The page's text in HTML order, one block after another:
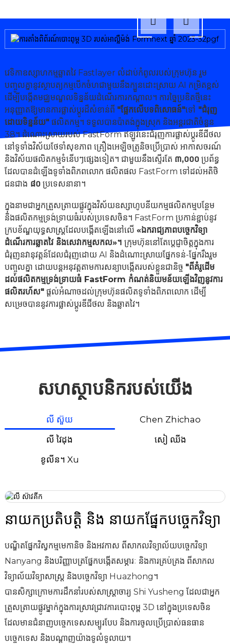
វេទិកាឧស្សាហកម្មឆ្លាតវៃ Fastlayer លំដាប់កំពូលរបស់ក្រុមហ៊ុន រួម
បញ្ចូលគ្នានូវស្ថាបត្យកម្មបើកចំហជាមួយនឹងក្បួនដោះស្រាយ AI កម្រិតខ្ពស់
ដើម្បីបង្កើតមជ្ឈមណ្ឌលទិន្នន័យដំណើរការកណ្តាល។ ការច្នៃប្រឌិតថ្មីនេះ
អនុញ្ញាតឱ្យមានការផ្លាស់ប្តូរដ៏សំខាន់ពី "ផ្អែកលើបទពិសោធន៍"ទៅ "ជំរុញ
ដោយទិន្នន័យ"ផលិតកម្ម។ ទទួលបានប៉ាតង់ក្នុងស្រុក និងអន្តរជាតិចំនួន
38។ ដំណោះស្រាយរបស់ FastForm ឥឡូវនេះជំរុញការផ្លាស់ប្តូរឌីជីថល
នៅទូទាំងវិស័យថែទាំសុខភាព គ្រឿងអេឡិចត្រូនិចប្រើប្រាស់ អាកាសចរណ៍
និងវិស័យផលិតកម្មទំនើបៗផ្សេងទៀត។ ជាមួយនឹងស្ទើរតែ ៣,០០០ប្រព័ន្ធ
ដែលបានដំឡើងទូទាំងពិភពលោក ផលិតផល FastForm ទៅដល់អតិថិ
ជនជាង ៨០ប្រទេសនានា។
ក្នុងនាមជាអ្នកត្រួសត្រាយផ្លូវក្នុងវិស័យឧស្សាហូបនីយកម្មផលិតកម្មបន្ថែម
និងផលិតកម្មទ្រង់ទ្រាយធំរបស់ប្រទេសចិន។ FastForm ប្រកាន់ខ្ជាប់នូវ
ក្របខ័ណ្ឌយុទ្ធសាស្ត្រដែលបង្កើតឡើងនៅលើ «ឯករាជ្យភាពបច្ចេកវិទ្យា
ដំណើរការឆ្លាតវៃ និងសេវាកម្មសកល»។ ក្រុមហ៊ុននៅតែប្តេជ្ញាចិត្តក្នុងការ
ជំរុញនវានុវត្តន៍ដែលជំរុញដោយ AI និងដំណោះស្រាយផ្នែកទន់-ផ្នែករឹងរួម
បញ្ចូលគ្នា ដោយបន្តអនុវត្តតាមការសន្យាបង្កើតរបស់ខ្លួនជានិច្ច "ពីគំរូដើម
ដល់ផលិតកម្មទ្រង់ទ្រាយធំ FastForm កំណត់និយមន័យឡើងវិញនូវការ
ផលិតរហ័ស"ផ្តល់អំណាចដល់ក្រុមហ៊ុនផលិតទូទាំងពិភពលោក ដើម្បី
សម្រេចបាននូវការផ្លាស់ប្តូរឌីជីថល និងឆ្លាតវៃ។
សហស្ថាបនិករបស់យើង
លី ស៊ួយ
Chen Zhichao
លី វៃដុង
សៀ ឈីង
ខូលីន។ Xu
នាយកប្រតិបត្តិ និង នាយកផ្នែកបច្ចេកវិទ្យា
បណ្ឌិត​ផ្នែក​វិស្វកម្ម​មេកានិច និង​អវកាស ពី​សាកលវិទ្យាល័យ​បច្ចេកវិទ្យា
Nanyang និង​បរិញ្ញាបត្រ​ផ្នែក​បង្កើត​សម្ភារៈ និង​ការគ្រប់គ្រង ពី​សាកល
វិទ្យាល័យ​វិទ្យាសាស្ត្រ និង​បច្ចេកវិទ្យា Huazhong។
បានសិក្សាក្រោមការដឹកនាំរបស់សាស្ត្រាចារ្យ Shi Yusheng ដែលជាអ្នក
ត្រួសត្រាយផ្លូវម្នាក់ក្នុងការស្រាវជ្រាវការបោះពុម្ព 3D នៅក្នុងប្រទេសចិន
ដែលមានជំនាញបច្ចេកទេសសម្បូរបែប និងការចូលប្រើប្រាស់ធនធាន
បច្ចេកទេស និងបណ្តាញយ៉ាងទូលំទូលាយ។
សហស្ថាបនិក/ប្រធានស្ថាបត្យករផ្នែកសូហ្វវែរ (CIO) និង
ប្រធានស្ថាបត្យករផ្នែកសូហ្វវែរ (CSA)៖
បណ្ឌិត​ផ្នែក​វិស្វកម្ម​កែច្នៃ​សម្ភារៈ ពី​សាកលវិទ្យាល័យ​វិទ្យាសាស្ត្រ និង​បច្ចេកវិទ្យា
Huazhong, បណ្ឌិត​ផ្នែក​វិស្វកម្ម​មេកានិច ពី​សាកលវិទ្យាល័យ Loughborough
ចក្រភព​អង់គ្លេស, បរិញ្ញាបត្រ​ផ្នែក​វិស្វកម្ម​បង្កើត​និង​ត្រួតពិនិត្យ​សម្ភារៈ ពី​សាកល
វិទ្យាល័យ​វិទ្យាសាស្ត្រ និង​បច្ចេកវិទ្យា Huazhong។
ជាសហគ្រិន​ជំនាន់​មុន ដែលធ្លាប់​មាន​តួនាទី​ជាច្រើន​រួមមាន អ្នករចនា​កម្មវិធី​នៅ
Guosheng Precision វិស្វករ​កម្មវិធី 3D នៅ Yishi និង​ប្រធាន​វិស្វករ​កម្មវិធី​នៅ
Meiguang Sufast។
ប្រធានវិស្វករអគ្គិសនី៖
បរិញ្ញាបត្រផ្នែកវិស្វកម្មទំនាក់ទំនងពីសាកលវិទ្យាល័យវិស្វកម្មព័ត៌មាន PLA។ ពីមុន
ធ្លាប់ធ្វើការនៅ Foxconn ជាវិស្វករកម្មវិធីវាល (FAE) សម្រាប់ខ្សែសង្វាក់ផលិតកម្ម
Nokia WLBG និងខ្សែសង្វាក់ផលិតកម្ម iPhone iDPBG។ នៅ ShenZhou
Tengyao គាត់បានបម្រើការជាវិស្វករសាកល្បង ដោយរួមចំណែកដល់គម្រោងដូចជា
ការអភិវឌ្ឍម៉ាស៊ីនសាកល្បង UAT សម្រាប់ខ្សែសង្វាក់ផលិតកម្មសាកល្បង iPhone
ការស្រាវជ្រាវ OIS នៅមន្ទីរពិសោធន៍ Nokia និងគម្រោងកាមេរ៉ាពីរនៅមន្ទីរពិសោធន៍
Nokia។
បានចូលរួមក្នុងការអភិវឌ្ឍបច្ចេកវិទ្យាបោះពុម្ព 3D តាំងពីឆ្នាំ 2014 ដោយមានជំនាញ
ដៃគូយុទ្ធសាស្ត្រ៖
បរិញ្ញាបត្រជាន់ខ្ពស់ផ្នែកវិទ្យាសាស្ត្រសម្ភារៈពីសាកលវិទ្យាល័យ Beihang (BUAA)។
ពីមុនធ្លាប់កាន់តំណែងជាអ្នកគ្រប់គ្រងគម្រោងសម្រាប់គម្រោងបោះពុម្ព 3D នៅ
Nanjing Zhongke Yuchen Laser អនុប្រធានផ្នែកធនាគារវិនិយោគនៅ
AVIC Securities (តំណាងអ្នកឧបត្ថម្ភ) នាយកវិនិយោគនៅ Tianfeng
Securities និងជាប្រធានផ្នែកយុទ្ធសាស្ត្រ (CSO) និងជាដៃគូស្នូលនៅ GW
Laser។ មានបទពិសោធន៍ 10 ឆ្នាំក្នុងឧស្សាហកម្ម និងការគ្រប់គ្រង ក៏ដូចជាបទ
ពិសោធន៍ 10 ឆ្នាំក្នុងបច្ចេកវិទ្យាឡាស៊ែរ ឧស្សាហកម្ម ទីផ្សារ និងប្រតិបត្តិការយុទ្ធ
សាស្ត្រ។ បានដឹកនាំគម្រោងក្នុងទីផ្សារ យុទ្ធសាស្ត្រ និងប្រតិបត្តិការដើមទុននៃឡាស៊ែរ
នាយកផ្នែកទីផ្សារ
សាកលវិទ្យាល័យសានទុង - បរិញ្ញាបត្រផ្នែកវិស្វកម្មមេកានិច និងអគ្គិសនី។ ធ្លាប់បាន
បម្រើការជានាយកបច្ចេកទេសនៃ covergent-photonics អាស៊ីប៉ាស៊ីហ្វិកនៅ
Prima Group អ៊ីតាលី អាមេរិកខាងជើង និងជានាយកផ្នែកទីផ្សារក្រៅប្រទេសរបស់
GW LASER។ មានបទពិសោធន៍ 12 ឆ្នាំក្នុងឧស្សាហកម្មឡាស៊ែរ និងបច្ចេកវិទ្យា
ឡាស៊ែរ ស្គាល់ទីផ្សារឡាស៊ែរសកល។ មានបទពិសោធន៍សម្បូរបែបក្នុងការអភិវឌ្ឍ
ភ្នាក់ងារឧបករណ៍ឡាស៊ែរសកល ឧបករណ៍រួមបញ្ចូល កម្មវិធីឡាស៊ែរស្ថានីយ។ល។